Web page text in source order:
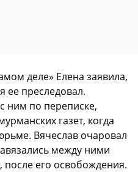
деле» Елена заявила,
ее преследовал.
ним по переписке,
газет, когда
Вячеслав очаровал
между ними
после его освобождения.